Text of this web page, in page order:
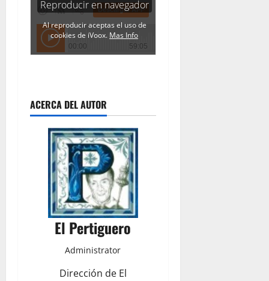
ACERCA DEL AUTOR
El Pertiguero
Administrator
Dirección de El